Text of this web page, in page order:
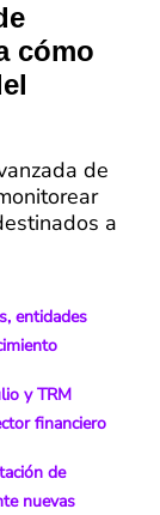
cómo
de
a
entidades
y TRM
financiero
de
nuevas